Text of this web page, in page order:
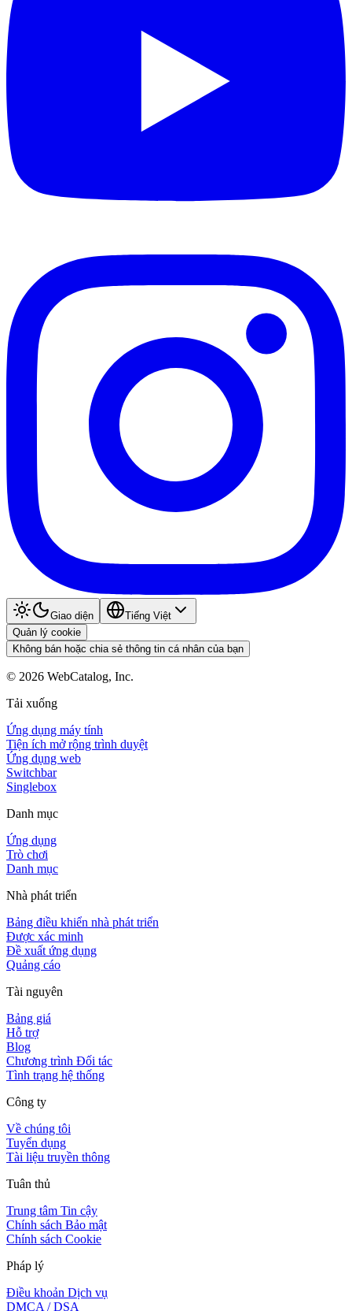
Giao diện
Tiếng Việt
Quản lý cookie
Không bán hoặc chia sẻ thông tin cá nhân của bạn
© 2026 WebCatalog, Inc.
Tải xuống
Ứng dụng máy tính
Tiện ích mở rộng trình duyệt
Ứng dụng web
Switchbar
Singlebox
Danh mục
Ứng dụng
Trò chơi
Danh mục
Nhà phát triển
Bảng điều khiển nhà phát triển
Được xác minh
Đề xuất ứng dụng
Quảng cáo
Tài nguyên
Bảng giá
Hỗ trợ
Blog
Chương trình Đối tác
Tình trạng hệ thống
Công ty
Về chúng tôi
Tuyển dụng
Tài liệu truyền thông
Tuân thủ
Trung tâm Tin cậy
Chính sách Bảo mật
Chính sách Cookie
Pháp lý
Điều khoản Dịch vụ
DMCA / DSA